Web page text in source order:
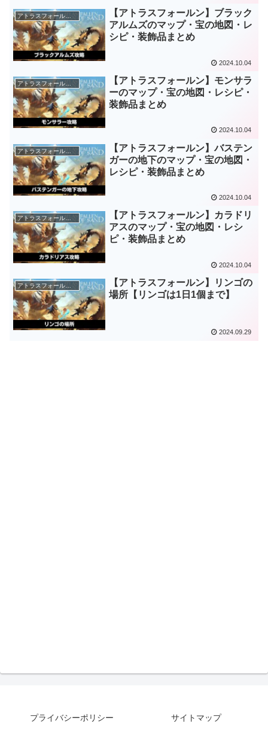
アトラスフォールン攻略
【アトラスフォールン】ブラック
アルムズのマップ・宝の地図・レ
シピ・装飾品まとめ
2024.10.04
【アトラスフォールン】モンサラ
ーのマップ・宝の地図・レシピ・
装飾品まとめ
2024.10.04
【アトラスフォールン】バステン
ガーの地下のマップ・宝の地図・
レシピ・装飾品まとめ
2024.10.04
アトラスフォールン攻略
【アトラスフォールン】カラドリ
アスのマップ・宝の地図・レシ
ピ・装飾品まとめ
2024.10.04
【アトラスフォールン】リンゴの
場所【リンゴは1日1個まで】
2024.09.29
プライバシーポリシー サイトマップ